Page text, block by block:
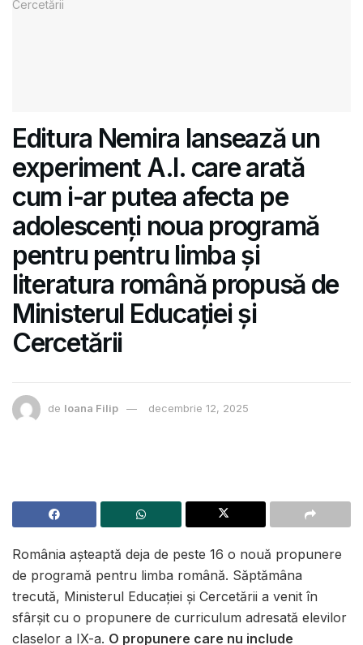
Editura Nemira lansează un
experiment A.I. care arată
cum i-ar putea afecta pe
adolescenți noua programă
pentru pentru limba și
literatura română propusă de
Ministerul Educației și
Cercetării
de Ioana Filip decembrie 12, 2025
România așteaptă deja de peste 16 o nouă propunere
de programă pentru limba română. Săptămâna
trecută, Ministerul Educației și Cercetării a venit în
sfârșit cu o propunere de curriculum adresată elevilor
claselor a IX-a. O propunere care nu include